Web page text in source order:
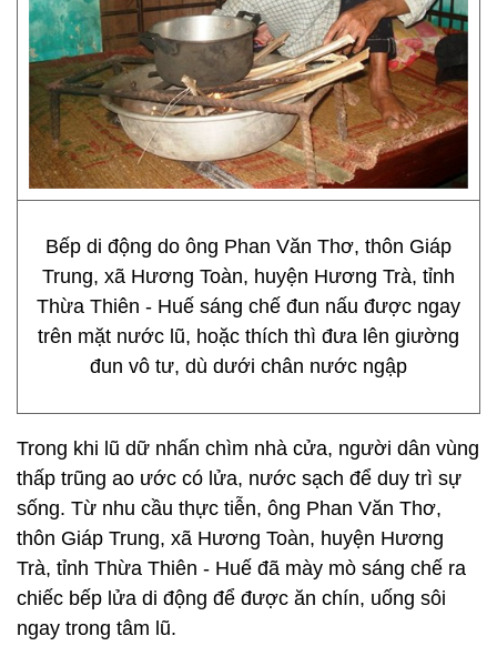
Bếp di động do ông Phan Văn Thơ, thôn Giáp
Trung, xã Hương Toàn, huyện Hương Trà, tỉnh
Thừa Thiên - Huế sáng chế đun nấu được ngay
trên mặt nước lũ, hoặc thích thì đưa lên giường
đun vô tư, dù dưới chân nước ngập
Trong khi lũ dữ nhấn chìm nhà cửa, người dân vùng
thấp trũng ao ước có lửa, nước sạch để duy trì sự
sống. Từ nhu cầu thực tiễn, ông Phan Văn Thơ,
thôn Giáp Trung, xã Hương Toàn, huyện Hương
Trà, tỉnh Thừa Thiên - Huế đã mày mò sáng chế ra
chiếc bếp lửa di động để được ăn chín, uống sôi
ngay trong tâm lũ.